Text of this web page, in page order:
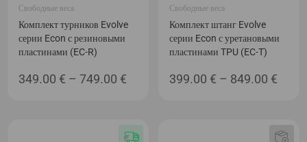
Свободные веса
Комплект турников Evolve
серии Econ с резиновыми
пластинами (EC-R)
349.00 € – 749.00 € Диапазон
–
Свободные веса
Комплект штанг Evolve
серии Econ с уретановыми
пластинами TPU (EC-T)
399.00 € – 849.00 €
–